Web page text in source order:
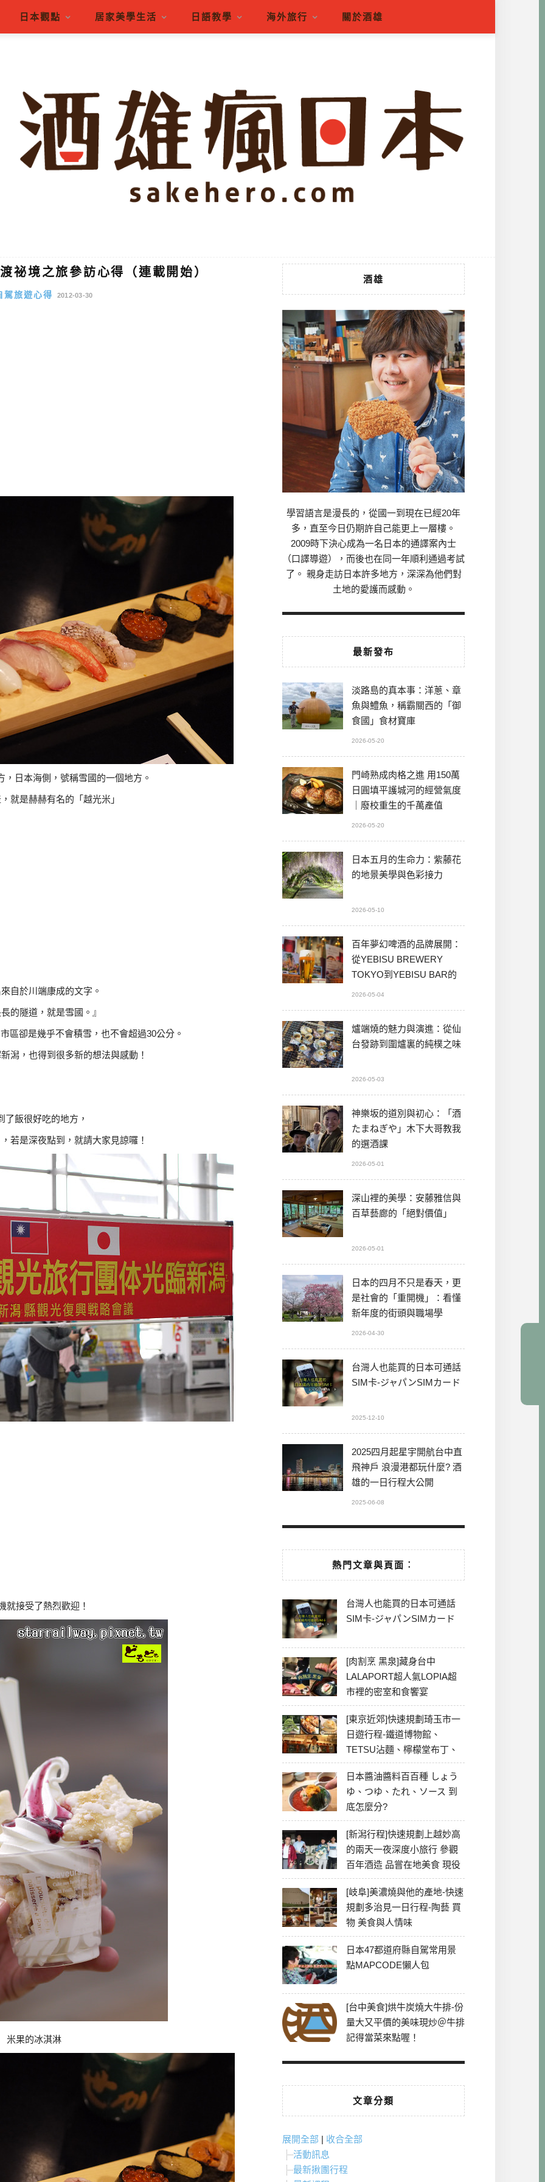
日本觀點 居家美學生活 日語教學 海外旅行 關於酒雄
祕境之旅參訪心得（連載開始）
駕旅遊心得 2012-03-30
，日本海側，號稱雪國的一個地方。
就是赫赫有名的「越光米」
自於川端康成的文字。
的隧道，就是雪國。』
區卻是幾乎不會積雪，也不會超過30公分。
潟，也得到很多新的想法與感動！
了飯很好吃的地方，
若是深夜點到，就請大家見諒囉！
就接受了熱烈歡迎！
米果的冰淇淋
酒雄
學習語言是漫長的，從國一到現在已經20年
多，直至今日仍期許自己能更上一層樓。
2009時下決心成為一名日本的通譯案內士
（口譯導遊），而後也在同一年順利通過考試
了。 親身走訪日本許多地方，深深為他們對
土地的愛護而感動。
最新發布
淡路島的真本事：洋蔥、章
魚與鱧魚，稱霸關西的「御
食國」食材寶庫
2026-05-20
門崎熟成肉格之進 用150萬
日圓填平護城河的經營氣度
｜廢校重生的千萬產值
2026-05-20
日本五月的生命力：紫藤花
的地景美學與色彩接力
2026-05-10
百年夢幻啤酒的品牌展開：
從YEBISU BREWERY
TOKYO到YEBISU BAR的
2026-05-04
爐端燒的魅力與演進：從仙
台發跡到圍爐裏的純樸之味
2026-05-03
神樂坂的道別與初心：「酒
たまねぎや」木下大哥教我
的選酒課
2026-05-01
深山裡的美學：安藤雅信與
百草藝廊的「絕對價值」
2026-05-01
日本的四月不只是春天，更
是社會的「重開機」：看懂
新年度的街頭與職場學
2026-04-30
台灣人也能買的日本可通話
SIM卡-ジャパンSIMカード
2025-12-10
2025四月起星宇開航台中直
飛神戶 浪漫港都玩什麼? 酒
雄的一日行程大公開
2025-06-08
熱門文章與頁面︰
台灣人也能買的日本可通話
SIM卡-ジャパンSIMカード
[肉割烹 黑泉]藏身台中
LALAPORT超人氣LOPIA超
市裡的密室和食饗宴
[東京近郊]快速規劃琦玉市一
日遊行程-鐵道博物館、
TETSU沾麵、檸檬堂布丁、
冰川神社、美食彙整
日本醬油醬料百百種 しょう
ゆ、つゆ、たれ、ソース 到
底怎麼分?
[新潟行程]快速規劃上越妙高
的兩天一夜深度小旅行 參觀
百年酒造 品嘗在地美食 現役
最老牌電影院
[岐阜]美濃燒與他的產地-快速
規劃多治見一日行程-陶藝 買
物 美食與人情味
日本47都道府縣自駕常用景
點MAPCODE懶人包
[台中美食]烘牛炭燒大牛排-份
量大又平價的美味現炒＠牛排
記得當菜來點喔！
文章分類
展開全部 | 收合全部
活動訊息
最新揪團行程